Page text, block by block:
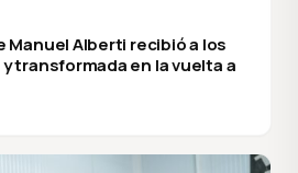
Manuel Alberti recibió a los
transformada en la vuelta a